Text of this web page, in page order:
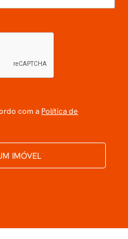
com a Política de
IMÓVEL